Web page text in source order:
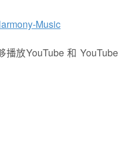
Music
放YouTube 和 YouTube